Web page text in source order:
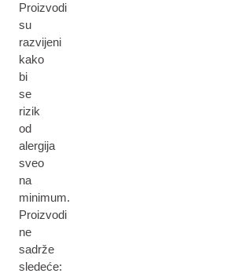
Proizvodi
su
razvijeni
kako
bi
se
rizik
od
alergija
sveo
na
minimum.
Proizvodi
ne
sadrže
sledeće: